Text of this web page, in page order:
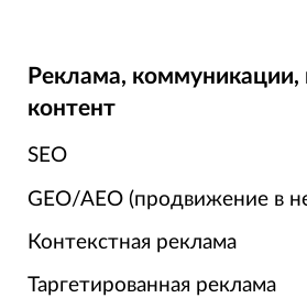
Реклама, коммуникации,
контент
SEO
GEO/AEO (продвижение в
Контекстная реклама
Таргетированная реклама